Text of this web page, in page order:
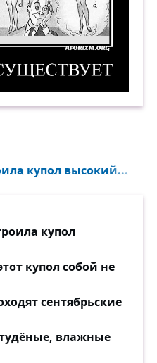
купол высокий...
купол
купол собой не
сентябрьские
влажные